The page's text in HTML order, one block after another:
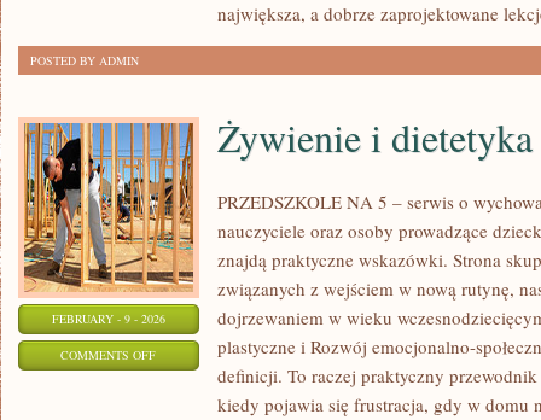
największa, a dobrze zaprojektowane
POSTED BY ADMIN
FEBRUARY - 9 - 2026
COMMENTS OFFON
Żywienie i dietetyka
PRZEDSZKOLE NA 5 – serwis o
nauczyciele oraz osoby prowadzące
znajdą praktyczne wskazówki. Strona
związanych z wejściem w nową rutynę,
dojrzewaniem w wieku
plastyczne i Rozwój emocjonalno-
definicji. To raczej praktyczny
kiedy pojawia się frustracja, gdy w domu